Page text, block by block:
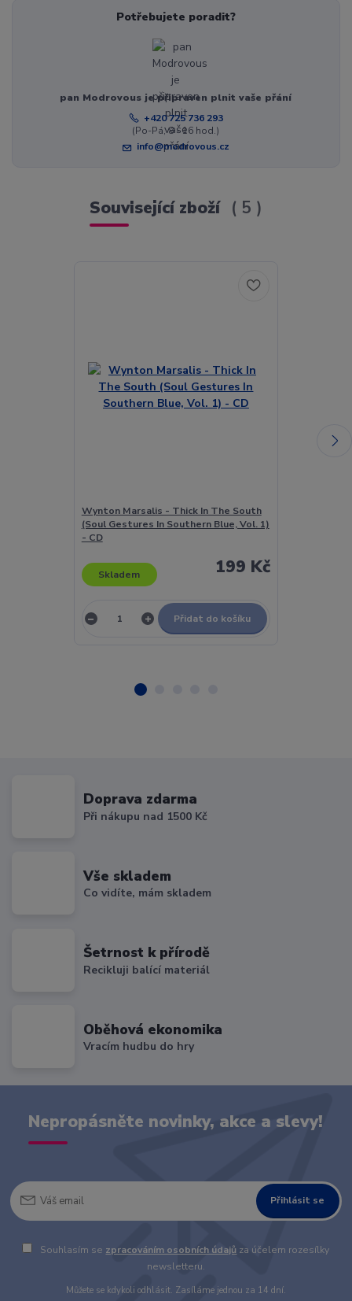
Potřebujete poradit?
pan Modrovous je připraven plnit vaše přání
+420 725 736 293
(Po-Pá, 8 - 16 hod.)
info@modrovous.cz
Související zboží 5
Wynton Marsalis - Thick In The South
(Soul Gestures In Southern Blue, Vol. 1)
- CD
199 Kč
Skladem
Přidat do košíku
Doprava zdarma
Při nákupu nad 1500 Kč
Vše skladem
Co vidíte, mám skladem
Šetrnost k přírodě
Recikluji balící materiál
Oběhová ekonomika
Vracím hudbu do hry
Nepropásněte novinky, akce a slevy!
Přihlásit se
Souhlasím se zpracováním osobních údajů za účelem rozesílky
newsletteru.
Můžete se kdykoli odhlásit. Zasíláme jednou za 14 dní.